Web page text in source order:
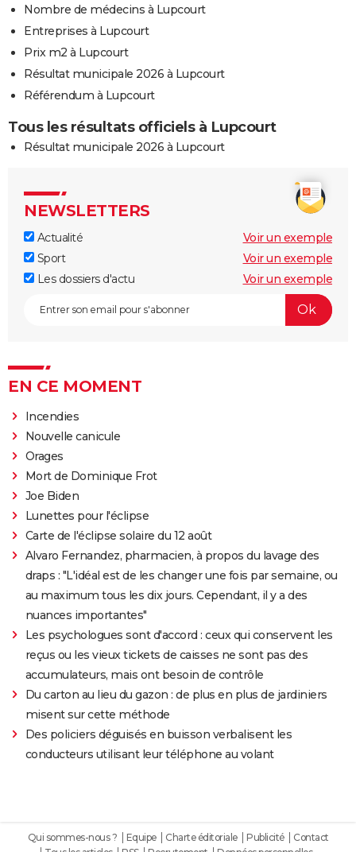
Nombre de médecins à Lupcourt
Entreprises à Lupcourt
Prix m2 à Lupcourt
Résultat municipale 2026 à Lupcourt
Référendum à Lupcourt
Tous les résultats officiels à Lupcourt
Résultat municipale 2026 à Lupcourt
NEWSLETTERS
Actualité
Voir un exemple
Sport
Voir un exemple
Les dossiers d'actu
Voir un exemple
EN CE MOMENT
Incendies
Nouvelle canicule
Orages
Mort de Dominique Frot
Joe Biden
Lunettes pour l'éclipse
Carte de l'éclipse solaire du 12 août
Alvaro Fernandez, pharmacien, à propos du lavage des
draps : "L'idéal est de les changer une fois par semaine, ou
au maximum tous les dix jours. Cependant, il y a des
nuances importantes"
Les psychologues sont d'accord : ceux qui conservent les
reçus ou les vieux tickets de caisses ne sont pas des
accumulateurs, mais ont besoin de contrôle
Du carton au lieu du gazon : de plus en plus de jardiniers
misent sur cette méthode
Des policiers déguisés en buisson verbalisent les
conducteurs utilisant leur téléphone au volant
Qui sommes-nous ? Equipe Charte éditoriale Publicité
Contact